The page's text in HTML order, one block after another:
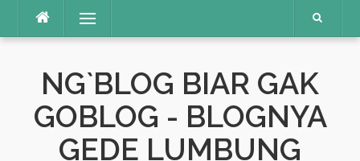
content
Menu
NG`BLOG BIAR GAK
GOBLOG - BLOGNYA
GEDE LUMBUNG